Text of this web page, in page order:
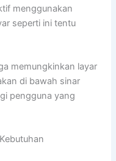
menggunakan
seperti ini tentu
memungkinkan layar
di bawah sinar
pengguna yang